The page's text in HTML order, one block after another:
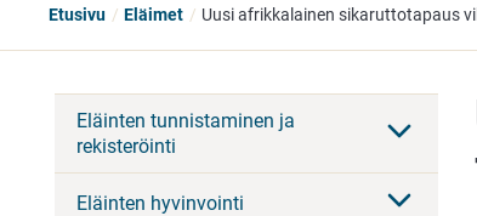
Etusivu Eläimet Uusi afrikkalainen sikaruttotapaus
Eläinten tunnistaminen ja
rekisteröinti
Eläinten hyvinvointi